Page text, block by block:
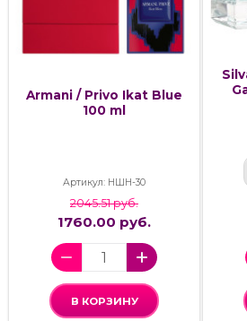
Armani / Privo Ikat Blue
100 ml
Артикул: НШН-30
2045.51 руб.
1760.00 руб.
В КОРЗИНУ